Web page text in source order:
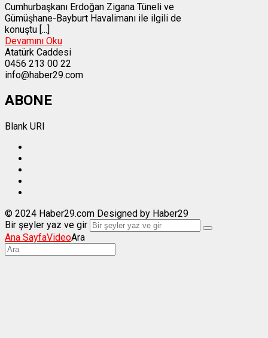
Cumhurbaşkanı Erdoğan Zigana Tüneli ve
Gümüşhane-Bayburt Havalimanı ile ilgili de
konuştu [...]
Devamını Oku
Atatürk Caddesi
0456 213 00 22
info@haber29.com
ABONE
Blank URI
© 2024 Haber29.com Designed by Haber29
Bir şeyler yaz ve gir
Ana SayfaVideoAra